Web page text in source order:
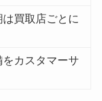
買取店ごとに
カスタマーサ